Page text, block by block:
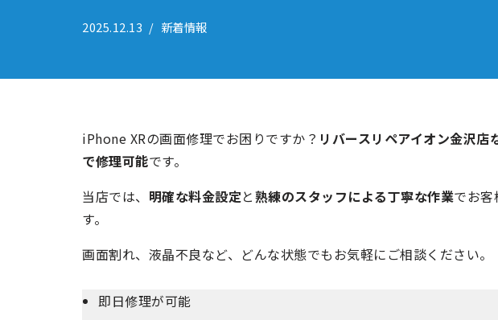
2025.12.13 新着情報
iPhone XRの画面修理でお困りですか？ リバースリペアイオン金沢
で修理可能です。
当店では、 明確な料金設定と熟練のスタッフによる丁寧な作業でお
す。
画面割れ、液晶不良など、どんな状態でもお気軽にご相談ください。
即日修理が可能